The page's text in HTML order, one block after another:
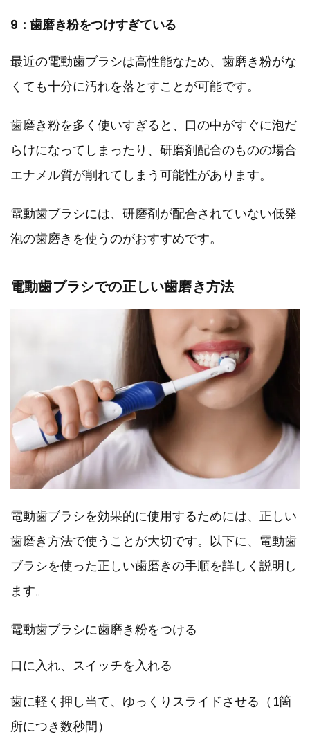
9：歯磨き粉をつけすぎている
最近の電動歯ブラシは高性能なため、歯磨き粉がな
くても十分に汚れを落とすことが可能です。
歯磨き粉を多く使いすぎると、口の中がすぐに泡だ
らけになってしまったり、研磨剤配合のものの場合
エナメル質が削れてしまう可能性があります。
電動歯ブラシには、研磨剤が配合されていない低発
泡の歯磨きを使うのがおすすめです。
電動歯ブラシでの正しい歯磨き方法
電動歯ブラシを効果的に使用するためには、正しい
歯磨き方法で使うことが大切です。以下に、電動歯
ブラシを使った正しい歯磨きの手順を詳しく説明し
ます。
電動歯ブラシに歯磨き粉をつける
口に入れ、スイッチを入れる
歯に軽く押し当て、ゆっくりスライドさせる（1箇
所につき数秒間）